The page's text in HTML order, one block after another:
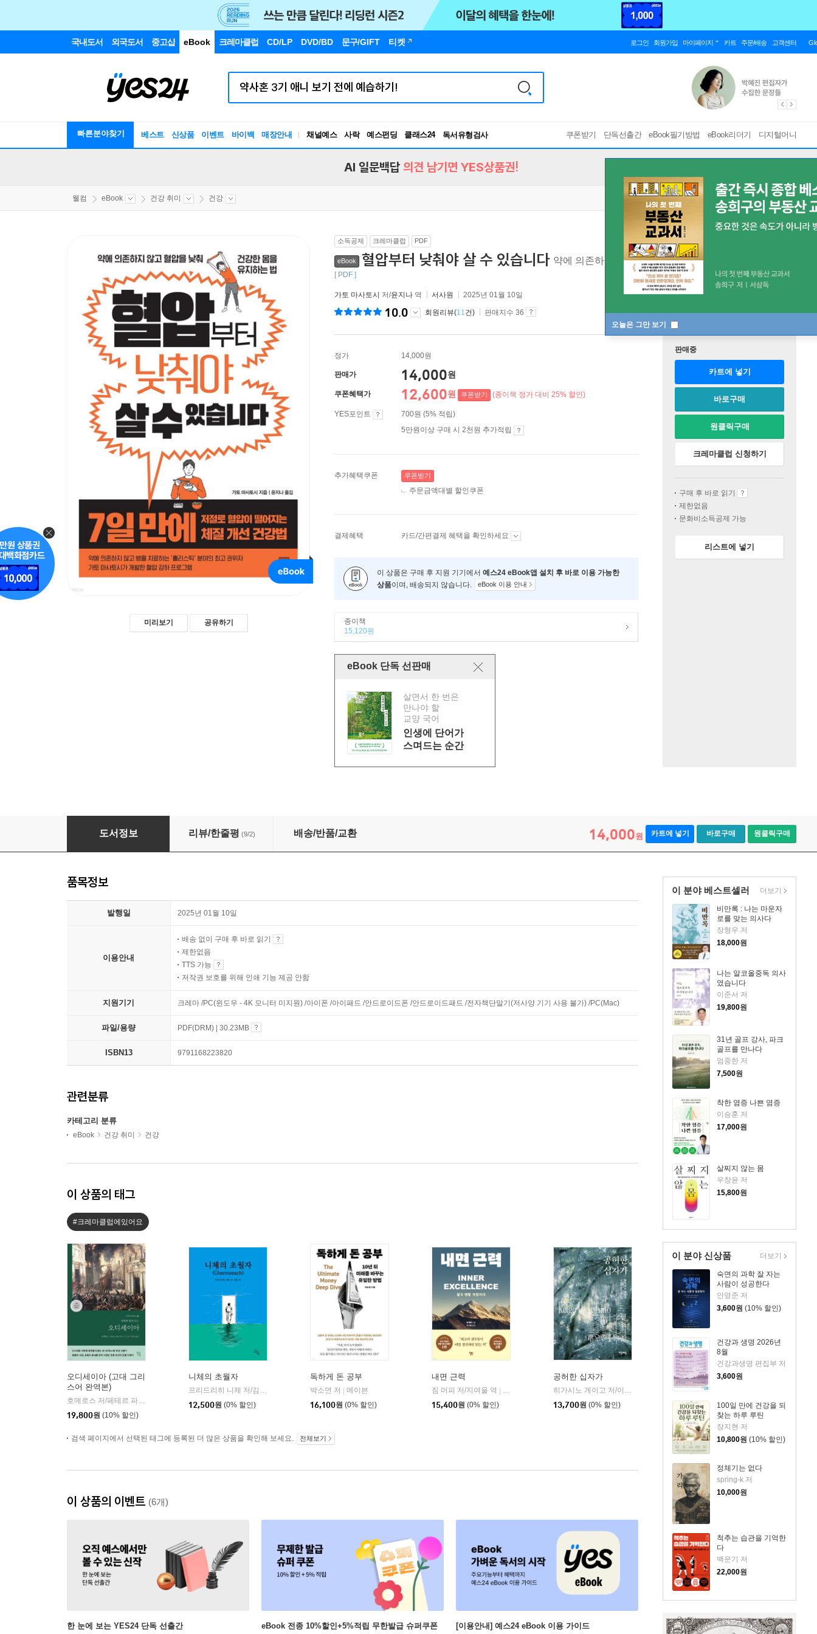
국내도서 외국도서 중고샵 eBook 크레마클럽 CD/LP DVD/BD 문구/GIFT 티켓 로그인 회원가입 마이페이지 카트 주문/배송 고객센터
빠른분야찾기 베스트 신상품 이벤트 바이백 매장안내 채널예스 사락 예스펀딩 클래스24
독서유형검사
RBTI Lab
쿠폰받기 단독선출간 eBook필기방법 eBook리더기 디지털머니
오늘은 그만 보기
AI 일문백답 의견 남기면 YES상품권!
웰컴 eBook 건강 취미 건강
미리보기 공유하기
소득공제 크레마클럽 PDF
eBook 혈압부터 낮춰야 살 수 있습니다 약에 의존하지 않고 혈압을 낮춰 건강한 몸을 유지하는 법
[ PDF ]
가토 마사토시 저/윤지나 역 서사원 2025년 01월 10일
10.0 회원리뷰(11건) 판매지수 36
정가 14,000원
판매가 14,000원
쿠폰혜택가 12,600원 쿠폰받기 (종이책 정가 대비 25% 할인)
YES포인트
700원 (5% 적립)
5만원이상 구매 시 2천원 추가적립
추가혜택쿠폰 쿠폰받기
주문금액대별 할인쿠폰
결제혜택 카드/간편결제 혜택을 확인하세요
이 상품은 구매 후 지원 기기에서 예스24 eBook앱 설치 후 바로 이용 가능한
상품이며, 배송되지 않습니다. eBook 이용 안내
종이책
15,120원
eBook 단독 선판매
살면서 한 번은
만나야 할
교양 국어
인생에 단어가
스며드는 순간
판매중
카트에 넣기
바로구매
원클릭구매
크레마클럽 신청하기
구매 후 바로 읽기
제한없음
문화비소득공제 가능
리스트에 넣기
혈압부터 낮춰야 살 수 있습니다
도서정보 리뷰/한줄평 (9/2) 배송/반품/교환 14,000원 카트에 넣기 바로구매 원클릭구매
이 분야 베스트셀러
비만록 : 나는 마운자
로를 맞는 의사다
장형우 저
18,000원
나는 알코올중독 의사
였습니다
이준서 저
19,800원
31년 골프 강사, 파크
골프를 만나다
엄중한 저
7,500원
착한 염증 나쁜 염증
이승훈 저
17,000원
살찌지 않는 몸
우창윤 저
15,800원
더보기
이 분야 신상품
숙면의 과학 잘 자는
사람이 성공한다
안영준 저
3,600원 (10% 할인)
건강과 생명 2026년
8월
건강과생명 편집부 저
3,600원
100일 만에 건강을 되
찾는 하루 루틴
장지현 저
10,800원 (10% 할인)
정체기는 없다
spring-k 저
10,000원
척추는 습관을 기억한
다
백운기 저
22,000원
더보기
품목정보
발행일 2025년 01월 10일
이용안내
배송 없이 구매 후 바로 읽기
제한없음
TTS 가능
저작권 보호를 위해 인쇄 기능 제공 안함
지원기기 크레마 /PC(윈도우 - 4K 모니터 미지원) /아이폰 /아이패드 /안드로이드폰 /안드로이드패드 /전자책단말기(저사양 기기 사용 불가) /PC(Mac)
파일/용량 PDF(DRM) | 30.23MB
ISBN13 9791168223820
관련분류
카테고리 분류
eBook 건강 취미 건강
이 상품의 태그
#크레마클럽에있어요
오디세이아 (고대 그리
스어 완역본)
| 현대지성
19,800원 (10% 할인)
니체의 초월자
12,500원 (0% 할인)
독하게 돈 공부
박소연 저 | 메이븐
16,100원 (0% 할인)
내면 근력
짐 머피 저/지여울 역 |
15,400원 (0% 할인)
공허한 십자가
자음과모음
13,700원 (0% 할인)
검색 페이지에서 선택된 태그에 등록된 더 많은 상품을 확인해 보세요. 전체보기
이 상품의 이벤트 (6개)
한 눈에 보는 YES24 단독 선출간 eBook 전종 10%할인+5%적립 무한발급 슈퍼쿠폰 [이용안내] 예스24 eBook 이용 가이드